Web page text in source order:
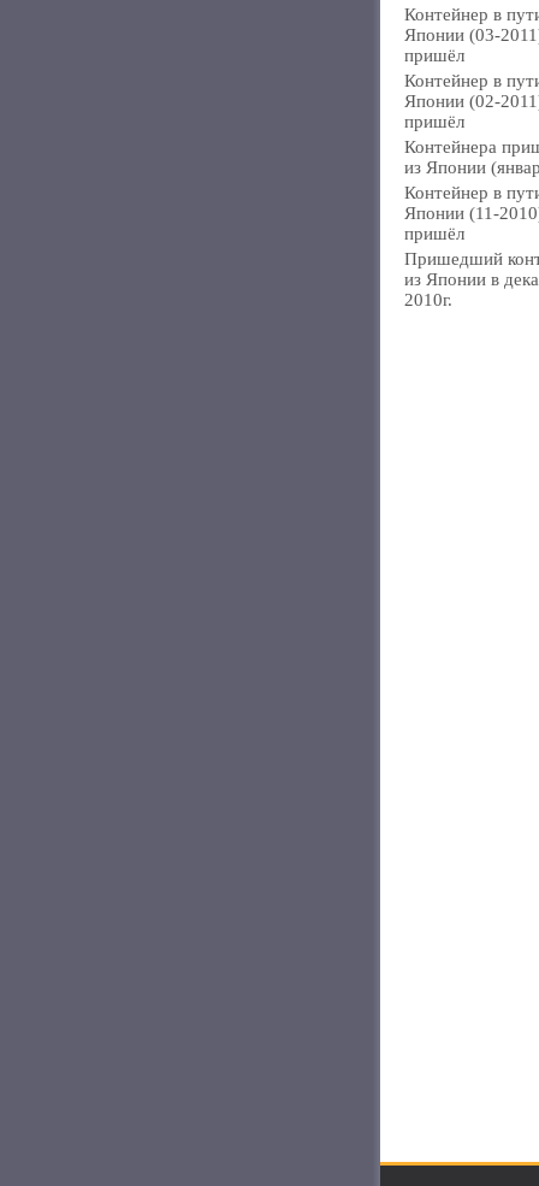
Контейнер в
Японии (03-
пришёл
Контейнер в
Японии (02-
пришёл
Контейнера
из Японии
Контейнер в
Японии (11-
пришёл
Пришедший
из Японии в
2010г.